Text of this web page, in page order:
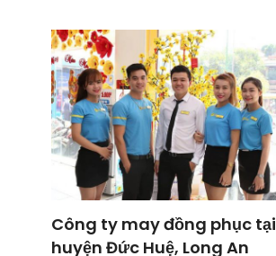
Công ty may đồng phục tại
huyện Đức Huệ, Long An